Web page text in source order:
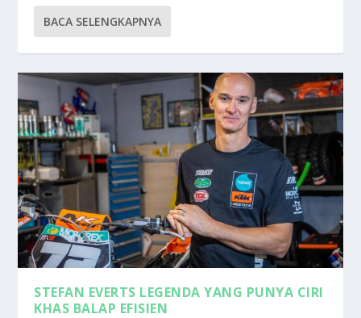
BACA SELENGKAPNYA
STEFAN EVERTS LEGENDA YANG PUNYA CIRI
KHAS BALAP EFISIEN